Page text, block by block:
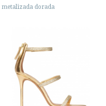
metalizada dorada